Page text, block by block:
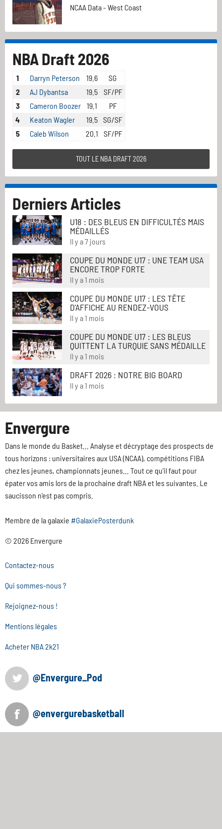
NCAA Data - West Coast
NBA Draft 2026
1 Darryn Peterson 19.6
SG
2
AJ Dybantsa 19.5
SF/PF
3
Cameron Boozer 19.1
PF
4
Keaton Wagler 19.5 SG/SF
5
Caleb Wilson 20.1 SF/PF
TOUT LE NBA DRAFT 2026
Derniers Articles
U18 : DES BLEUS EN DIFFICULTÉS MAIS
MÉDAILLÉS
Il y a 7 jours
COUPE DU MONDE U17 : UNE TEAM USA
ENCORE TROP FORTE
Il y a 1 mois
COUPE DU MONDE U17 : LES TÊTE
D'AFFICHE AU RENDEZ-VOUS
Il y a 1 mois
COUPE DU MONDE U17 : LES BLEUS
QUITTENT LA TURQUIE SANS MÉDAILLE
Il y a 1 mois
DRAFT 2026 : NOTRE BIG BOARD
Il y a 1 mois
Envergure
Dans le monde du Basket... Analyse et décryptage des prospects de
tous horizons : universitaires aux USA (NCAA), compétitions FIBA
chez les jeunes, championnats jeunes... Tout ce qu'il faut pour
épater vos amis lors de la prochaine draft NBA et les suivantes. Le
saucisson n'est pas compris.
Membre de la galaxie #GalaxiePosterdunk
© 2026 Envergure
Contactez-nous
Qui sommes-nous ?
Rejoignez-nous !
Mentions légales
Acheter NBA 2k21
@Envergure_Pod
@envergurebasketball